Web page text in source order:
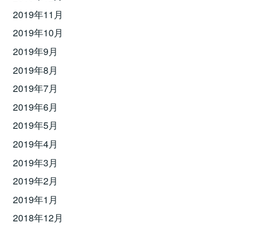
2019年11月
2019年10月
2019年9月
2019年8月
2019年7月
2019年6月
2019年5月
2019年4月
2019年3月
2019年2月
2019年1月
2018年12月